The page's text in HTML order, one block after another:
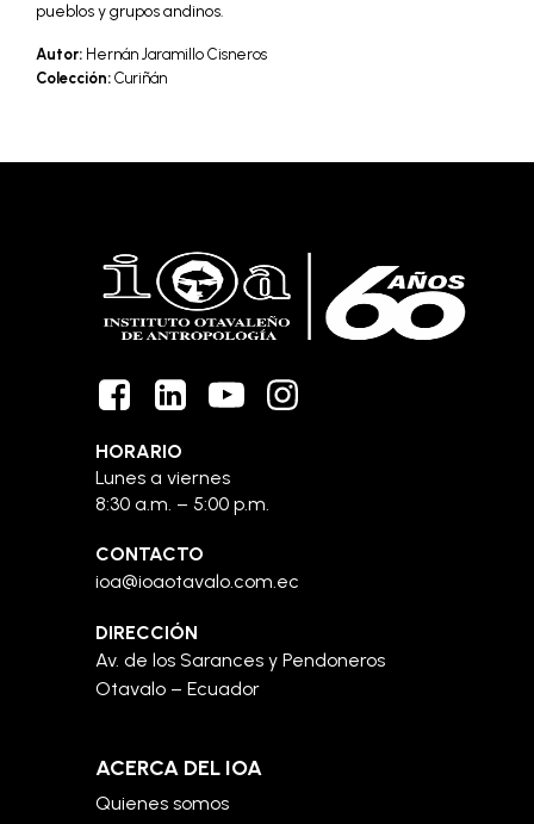
pueblos y grupos andinos.
Autor: Hernán Jaramillo Cisneros
Colección: Curiñán
HORARIO
Lunes a viernes
8:30 a.m. – 5:00 p.m.
CONTACTO
ioa@ioaotavalo.com.ec
DIRECCIÓN
Av. de los Sarances y Pendoneros
Otavalo – Ecuador
ACERCA DEL IOA
Quienes somos